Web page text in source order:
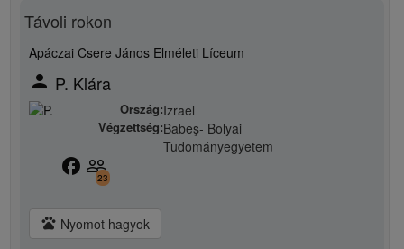
Távoli rokon
Apáczai Csere János Elméleti Líceum
person P. Klára
Ország:Izrael
Végzettség:Babeş- Bolyai
Tudományegyetem
facebook people_outline
23
pets Nyomot hagyok